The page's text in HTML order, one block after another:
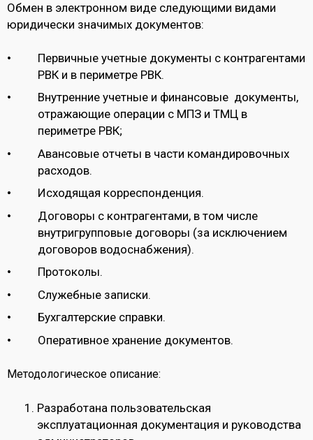
Обмен в электронном виде следующими видами
юридически значимых документов:
Первичные учетные документы с контрагентами
РВК и в периметре РВК.
Внутренние учетные и финансовые документы,
отражающие операции с МПЗ и ТМЦ в
периметре РВК;
Авансовые отчеты в части командировочных
расходов.
Исходящая корреспонденция.
Договоры с контрагентами, в том числе
внутригрупповые договоры (за исключением
договоров водоснабжения).
Протоколы.
Служебные записки.
Бухгалтерские справки.
Оперативное хранение документов.
Методологическое описание:
Разработана пользовательская
эксплуатационная документация и руководства